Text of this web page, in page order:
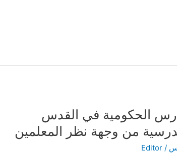
الحكومية في القدس
من وجهة نظر المعلمين
/
Editor